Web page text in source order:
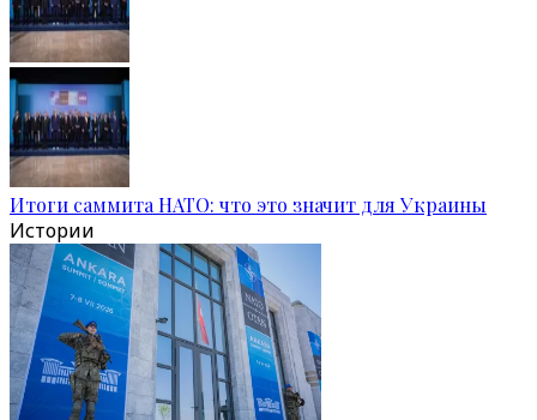
Итоги саммита НАТО: что это значит для Украины
Истории